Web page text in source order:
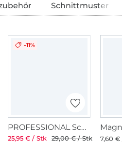
Schnittmuster
-11%
PROFESSIONAL Schneiderschere 8" 21 cm
25,95 € / Stk 29,00 € / Stk 7,60 €